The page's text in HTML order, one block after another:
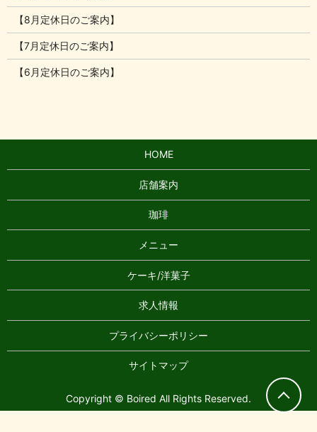
【8月定休日のご案内】
【7月定休日のご案内】
【6月定休日のご案内】
HOME
店舗案内
珈琲
メニュー
ケーキ/洋菓子
求人情報
プライバシーポリシー
サイトマップ
Copyright © Boired All Rights Reserved.